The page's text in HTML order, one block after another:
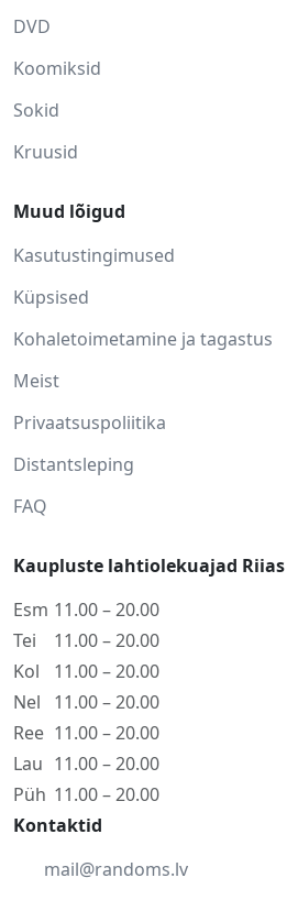
DVD
Koomiksid
Sokid
Kruusid
Muud lõigud
Kasutustingimused
Küpsised
Kohaletoimetamine ja tagastus
Meist
Privaatsuspoliitika
Distantsleping
FAQ
Kaupluste lahtiolekuajad Riias
Esm 11.00 – 20.00
Tei
11.00 – 20.00
Kol
11.00 – 20.00
Nel
11.00 – 20.00
Ree 11.00 – 20.00
Lau 11.00 – 20.00
Püh 11.00 – 20.00
Kontaktid
mail@randoms.lv